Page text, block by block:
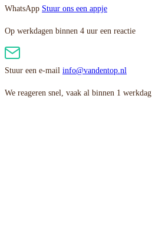
WhatsApp Stuur ons een appje
Op werkdagen binnen 4 uur een reactie
Stuur een e-mail info@vandentop.nl
We reageren snel, vaak al binnen 1 werkdag